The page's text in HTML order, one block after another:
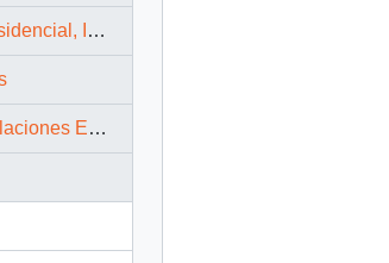
y Servicios
Exteriores